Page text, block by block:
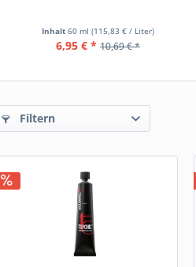
Inhalt 60 ml (115,83 € / Liter)
6,95 € * 10,69 € *
Filtern